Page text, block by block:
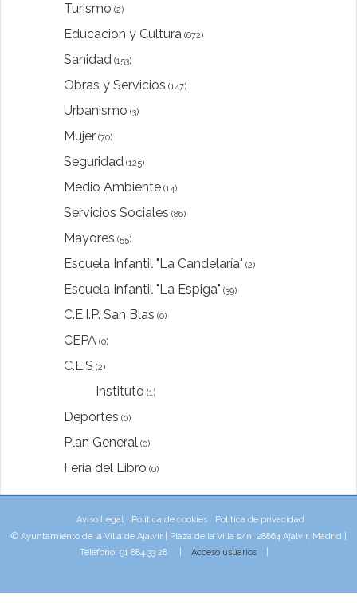
Turismo (2)
Educacion y Cultura (672)
Sanidad (153)
Obras y Servicios (147)
Urbanismo (3)
Mujer (70)
Seguridad (125)
Medio Ambiente (14)
Servicios Sociales (86)
Mayores (55)
Escuela Infantil "La Candelaría" (2)
Escuela Infantil "La Espiga" (39)
C.E.I.P. San Blas (0)
CEPA (0)
C.E.S (2)
Instituto (1)
Deportes (0)
Plan General (0)
Feria del Libro (0)
Aviso Legal Política de cookies
Política de privacidad
© Ayuntamiento de la Villa de Ajalvir | Plaza de la Villa s/n, 28864 Ajalvir, Madrid |
Teléfono: 91 884 33 28 | Acceso usuarios|